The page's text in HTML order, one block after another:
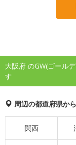
大阪府 のGW(ゴール
す
周辺の都道府県か
関西